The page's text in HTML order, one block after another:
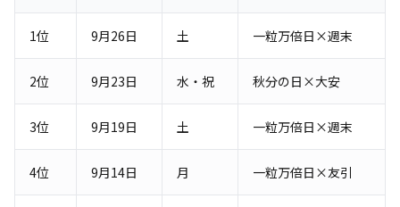
1位 9月26日 土 一粒万倍日×週末
2位 9月23日 水・祝 秋分の日×大安
3位 9月19日 土 一粒万倍日×週末
4位 9月14日 月 一粒万倍日×友引